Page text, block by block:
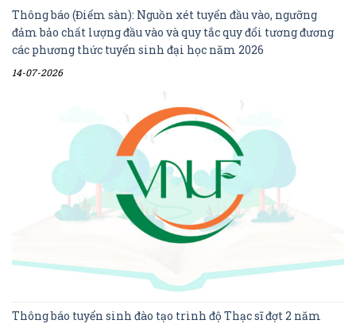
Thông báo (Điểm sàn): Nguồn xét tuyển đầu vào, ngưỡng
đảm bảo chất lượng đầu vào và quy tắc quy đổi tương đương
các phương thức tuyển sinh đại học năm 2026
14-07-2026
Thông báo tuyển sinh đào tạo trình độ Thạc sĩ đợt 2 năm